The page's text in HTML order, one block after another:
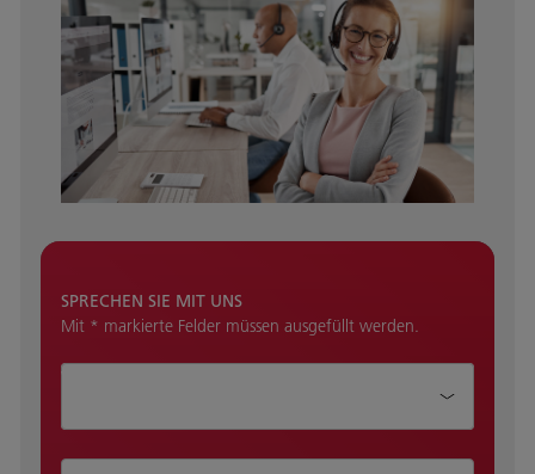
SPRECHEN SIE MIT UNS
Mit * markierte Felder müssen ausgefüllt werden.